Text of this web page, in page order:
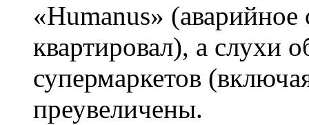
«Humanus» (аварийное
квартировал), а слухи
супермаркетов
преувеличены.